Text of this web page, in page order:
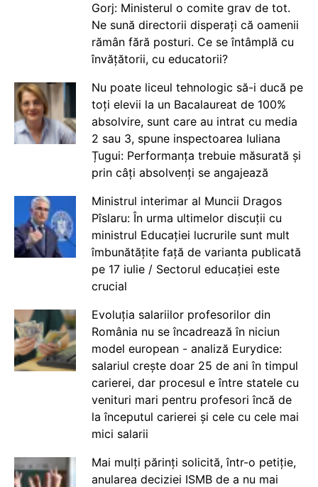
Gorj: Ministerul o comite grav de tot.
Ne sună directorii disperați că oamenii
rămân fără posturi. Ce se întâmplă cu
învățătorii, cu educatorii?
Nu poate liceul tehnologic să-i ducă pe
toți elevii la un Bacalaureat de 100%
absolvire, sunt care au intrat cu media
2 sau 3, spune inspectoarea Iuliana
Țugui: Performanța trebuie măsurată și
prin câți absolvenți se angajează
Ministrul interimar al Muncii Dragos
Pîslaru: În urma ultimelor discuții cu
ministrul Educației lucrurile sunt mult
îmbunătățite față de varianta publicată
pe 17 iulie / Sectorul educației este
crucial
Evoluția salariilor profesorilor din
România nu se încadrează în niciun
model european - analiză Eurydice:
salariul crește doar 25 de ani în timpul
carierei, dar procesul e între statele cu
venituri mari pentru profesori încă de
la începutul carierei și cele cu cele mai
mici salarii
Mai mulți părinți solicită, într-o petiție,
anularea deciziei ISMB de a nu mai